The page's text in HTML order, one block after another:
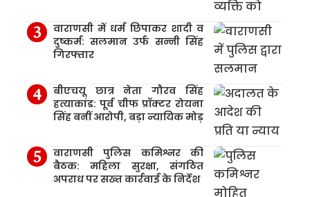
वाराणसी में धर्म छिपाकर शादी व
दुष्कर्म: सलमान उर्फ सन्नी सिंह
गिरफ्तार
बीएचयू छात्र नेता गौरव सिंह
हत्याकांड: पूर्व चीफ प्रॉक्टर रोयना
सिंह बनीं आरोपी, बड़ा न्यायिक मोड़
वाराणसी पुलिस कमिश्नर की
बैठक: महिला सुरक्षा, संगठित
अपराध पर सख्त कार्रवाई के निर्देश